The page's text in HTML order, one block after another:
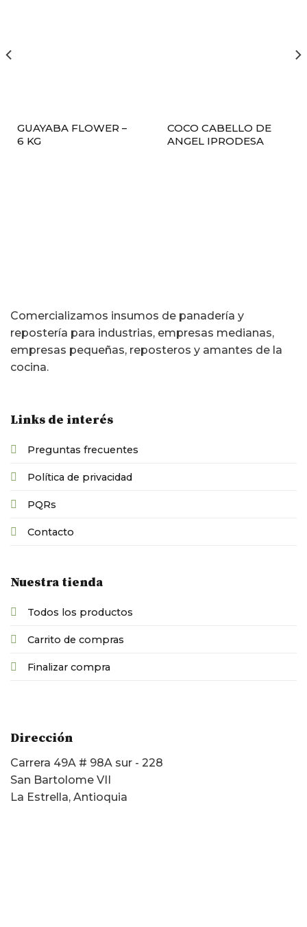
GUAYABA FLOWER –
6 KG
COCO CABELLO DE
ANGEL IPRODESA
Comercializamos insumos de panadería y
repostería para industrias, empresas medianas,
empresas pequeñas, reposteros y amantes de la
cocina.
Links de interés
Preguntas frecuentes
Política de privacidad
PQRs
Contacto
Nuestra tienda
Todos los productos
Carrito de compras
Finalizar compra
Dirección
Carrera 49A # 98A sur - 228
San Bartolome VII
La Estrella, Antioquia